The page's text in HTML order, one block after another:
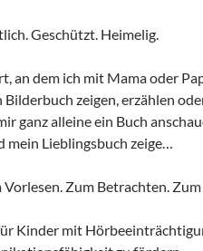
Geschützt. Heimelig.
an dem ich mit Mama oder
Bilderbuch zeigen, erzählen
ganz alleine ein Buch
mein Lieblingsbuch zeige…
Vorlesen. Zum Betrachten.
Kinder mit